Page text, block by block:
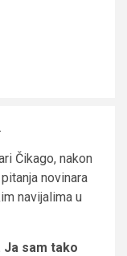
Čikago, nakon
novinara
navijalima u
Ja sam tako